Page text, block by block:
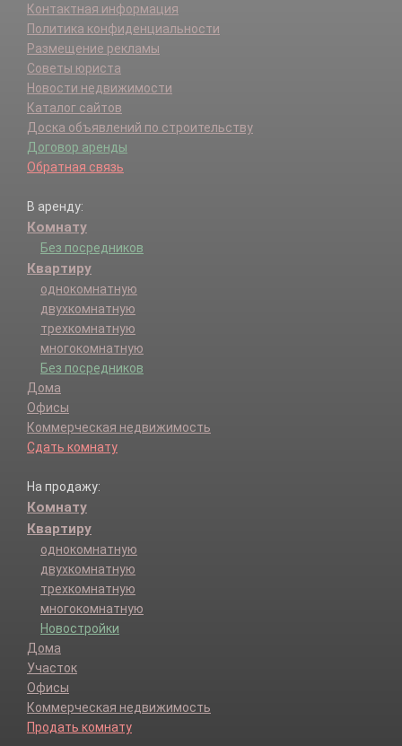
Контактная информация
Политика конфиденциальности
Размещение рекламы
Советы юриста
Новости недвижимости
Каталог сайтов
Доска объявлений по строительству
Договор аренды
Обратная связь
В аренду:
Комнату
Без посредников
Квартиру
однокомнатную
двухкомнатную
трехкомнатную
многокомнатную
Без посредников
Дома
Офисы
Коммерческая недвижимость
Сдать комнату
На продажу:
Комнату
Квартиру
однокомнатную
двухкомнатную
трехкомнатную
многокомнатную
Новостройки
Дома
Участок
Офисы
Коммерческая недвижимость
Продать комнату